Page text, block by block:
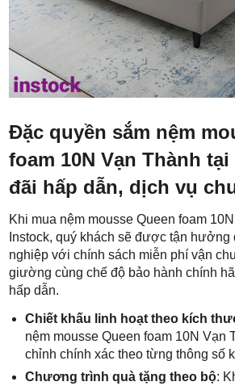
Đặc quyền sắm nệm
foam 10N Vạn Thành
đãi hấp dẫn, dịch vụ
Khi mua nệm mousse Queen foam
Instock, quý khách sẽ được tận hưởng
nghiệp với chính sách miễn phí vận
giường cùng chế độ bảo hành chính
hấp dẫn.
Chiết khấu linh hoạt theo kích
nệm mousse Queen foam 10N Vạn
chỉnh chính xác theo từng thông số
Chương trình quà tặng theo bộ: